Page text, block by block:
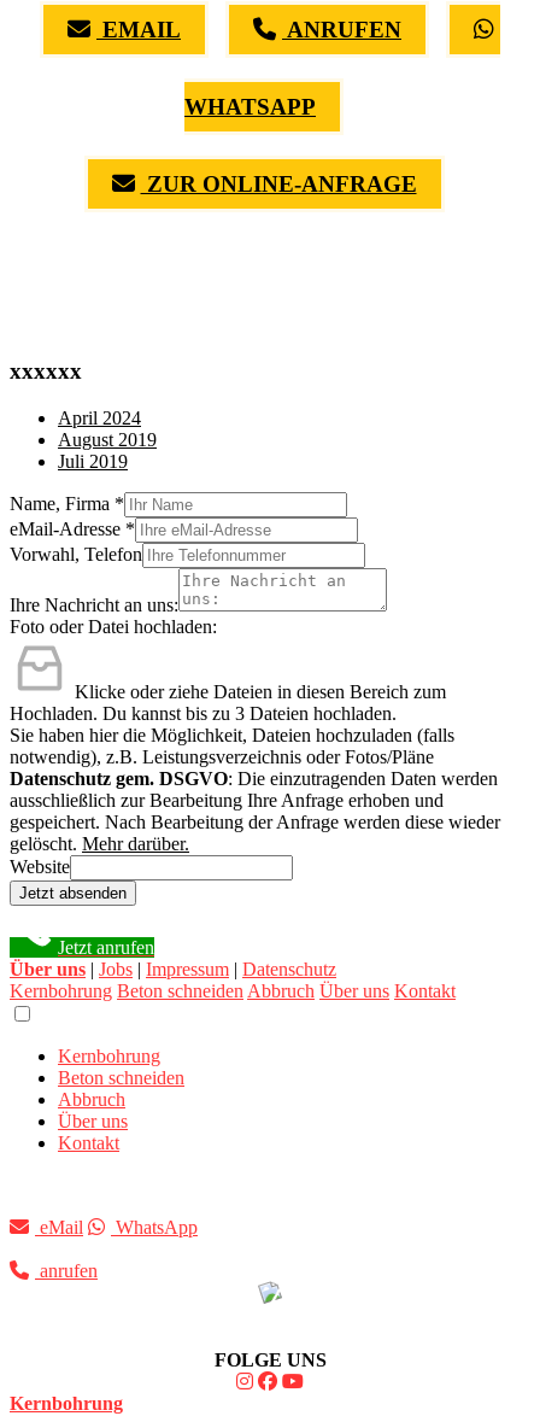
EMAIL ANRUFEN
WHATSAPP
ZUR ONLINE-ANFRAGE
xxxxxx
April 2024
August 2019
Juli 2019
Name, Firma *
eMail-Adresse *
Vorwahl, Telefon
Ihre Nachricht an uns:
Foto oder Datei hochladen:
Klicke oder ziehe Dateien in diesen Bereich zum
Hochladen. Du kannst bis zu 3 Dateien hochladen.
Sie haben hier die Möglichkeit, Dateien hochzuladen (falls
notwendig), z.B. Leistungsverzeichnis oder Fotos/Pläne
Datenschutz gem. DSGVO: Die einzutragenden Daten werden
ausschließlich zur Bearbeitung Ihre Anfrage erhoben und
gespeichert. Nach Bearbeitung der Anfrage werden diese wieder
gelöscht. Mehr darüber.
Website
Jetzt absenden
Jetzt anrufen
Über uns | Jobs | Impressum | Datenschutz
Kernbohrung Beton schneiden Abbruch Über uns Kontakt
Kernbohrung
Beton schneiden
Abbruch
Über uns
Kontakt
eMail WhatsApp
anrufen
FOLGE UNS
Kernbohrung